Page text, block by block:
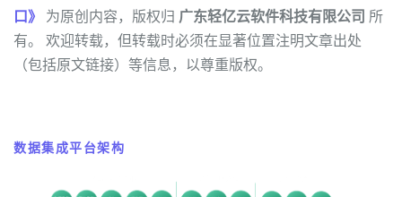
口》 为原创内容，版权归 广东轻亿云软件科技有限公司 所
有。 欢迎转载，但转载时必须在显著位置注明文章出处
（包括原文链接）等信息，以尊重版权。
数据集成平台架构